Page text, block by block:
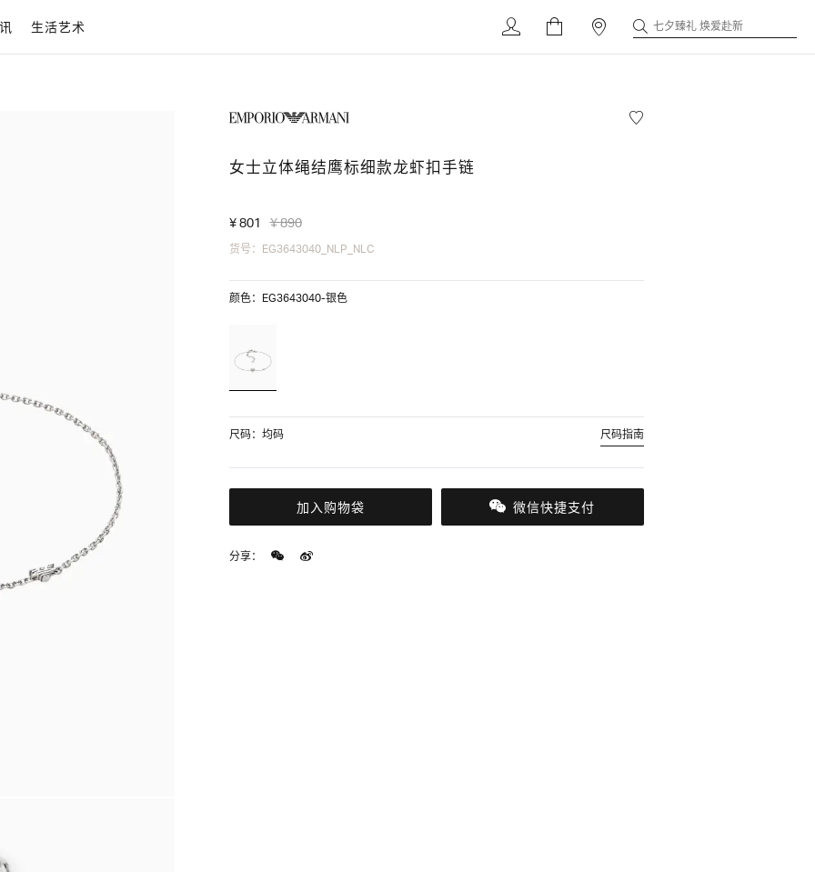
生活艺术 七夕臻礼 焕爱赴新
女士立体绳结鹰标细款龙虾扣手链
¥ 801 ¥ 890
货号：EG3643040_NLP_NLC
颜色：EG3643040-银色
尺码：均码 尺码指南
加入购物袋 微信快捷支付
分享：